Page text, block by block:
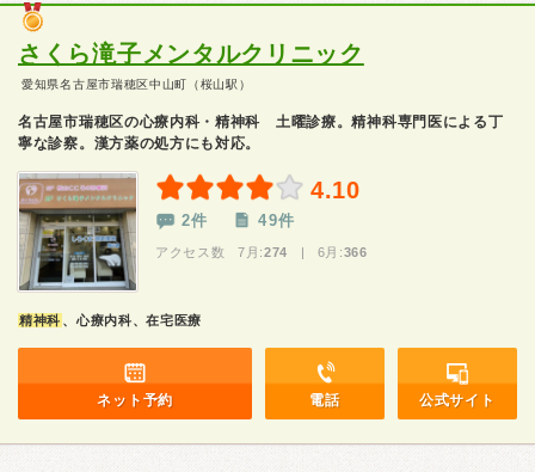
さくら滝子メンタルクリニック
愛知県名古屋市瑞穂区中山町（桜山駅）
名古屋市瑞穂区の心療内科・精神科 土曜診療。精神科専門医による丁
寧な診察。漢方薬の処方にも対応。
4.10
2件 49件
アクセス数 7月:274 | 6月:366
精神科 、心療内科、在宅医療
ネット予約 電話 公式サイト